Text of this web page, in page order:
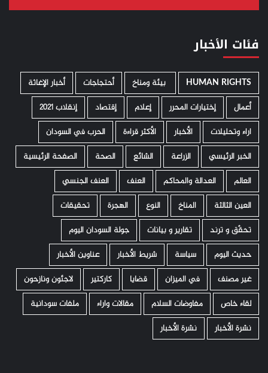
فئات الأخبار
HUMAN RIGHTS ­ بيئة ومناخ أحتجاجات
أخبار الإغاثة
أعمال
إختيارات المحرر إعلام إقتصاد
إنقلاب 2021
اراء وتحليلات
الأخبار الأكثر قراءة
الحرب في السودان
الخبر الرئيسي
الزراعة الشائع الصحة
الصفحة الرئيسية
العالم
العدالة والمحاكم العنف
العنف الجنسي
العين الثالثة
المناخ النوع الهجرة
تحقيقات
تحقّق و ترند
تقارير و بيانات
جولة السودان اليوم
حديث اليوم
سياسة شريط الأخبار
عناوين الأخبار
غير مصنف
في الميزان قضايا كاركتير
لاجئون ونازحون
لقاء خاص
مفاوضات السلام مقالات واراء
ملفات سودانية
نشرة الأخبار
نشرة الأخبار